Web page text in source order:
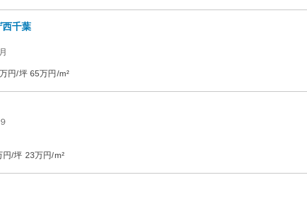
西千葉
万円/坪 65万円/m²
円/坪 23万円/m²